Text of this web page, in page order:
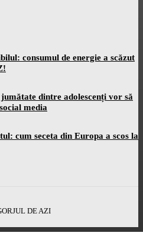
consumul de energie a scăzut
dintre adolescenți vor să
media
cum seceta din Europa a scos la
DE AZI